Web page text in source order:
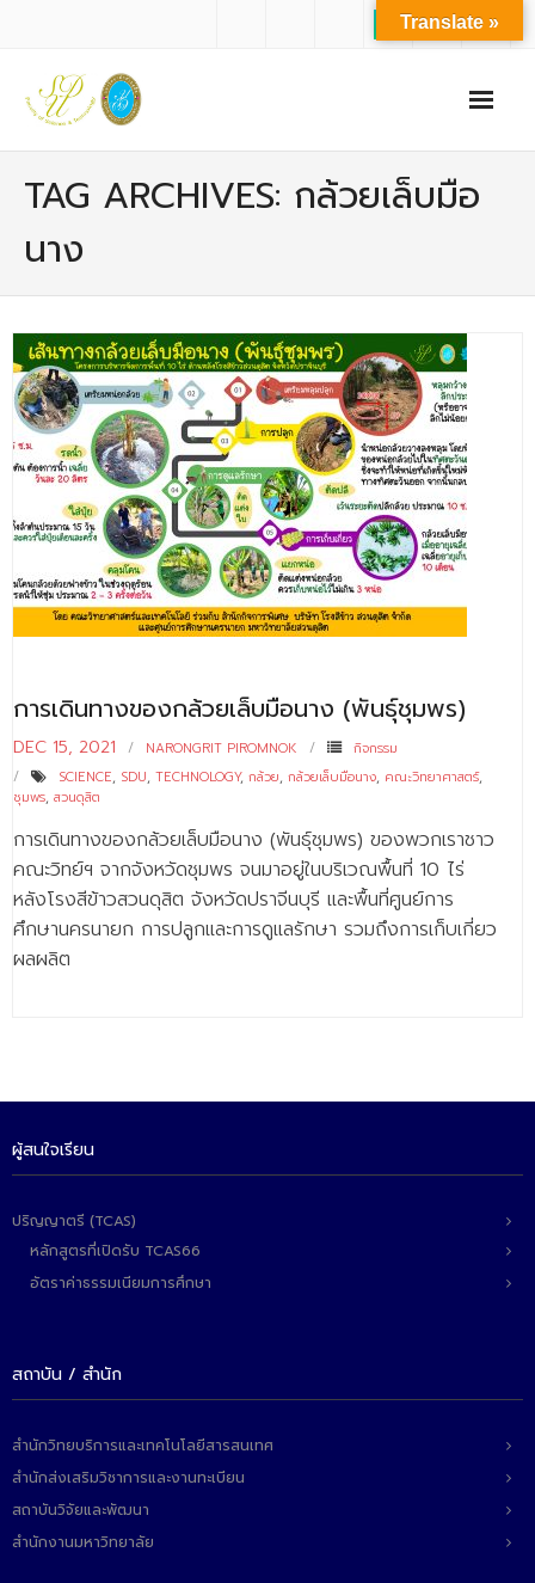
- ปรัชญาการจัดการศึกษา มหาวิทยาลัยสวนดุสิต
- ประวัติความเป็นมาของคณะ
- บุคลากร
- - สำนักงานคณะวิทยาศาสตร์และเทคโนโลยี
- - บุคลากรวิชาการ
- - บุคลากรสนับสนุน
หลักสูตร
- - วิทยาการคอมพิวเตอร์
- - วิทยาศาสตร์เครื่องสำอาง
- - อาชีวอนามัยและความปลอดภัย
- - อนามัยสิ่งแวดล้อมและสาธารณภัย
- - วิทยาศาสตร์การแพทย์
- - ความมั่นคงปลอดภัยไซเบอร์
- - เทคโนโลยีสารสนเทศ
ศูนย์บริการ
- ศูนย์เครื่องมือปฏิบัติการวิทยาศาสตร์
- ศูนย์ปัญญาประดิษฐ์เพื่อการศึกษา
- ข่าวประชาสัมพันธ์
TAG ARCHIVES: กล้วยเล็บมือ
นาง
การเดินทางของกล้วยเล็บมือนาง (พันธุ์ชุมพร)
DEC 15, 2021 NARONGRIT PIROMNOK
กิจกรรม
SCIENCE, SDU, TECHNOLOGY, กล้วย, กล้วยเล็บมือนาง, คณะวิทยาศาสตร์,
ชุมพร, สวนดุสิต
การเดินทางของกล้วยเล็บมือนาง (พันธุ์ชุมพร) ของพวกเราชาว
คณะวิทย์ฯ จากจังหวัดชุมพร จนมาอยู่ในบริเวณพื้นที่ 10 ไร่
หลังโรงสีข้าวสวนดุสิต จังหวัดปราจีนบุรี และพื้นที่ศูนย์การ
ศึกษานครนายก การปลูกและการดูแลรักษา รวมถึงการเก็บเกี่ยว
ผลผลิต
ผู้สนใจเรียน
ปริญญาตรี (TCAS)
หลักสูตรที่เปิดรับ TCAS66
อัตราค่าธรรมเนียมการศึกษา
สถาบัน / สำนัก
สำนักวิทยบริการและเทคโนโลยีสารสนเทศ
สำนักส่งเสริมวิชาการและงานทะเบียน
สถาบันวิจัยและพัฒนา
สำนักงานมหาวิทยาลัย
Translate »